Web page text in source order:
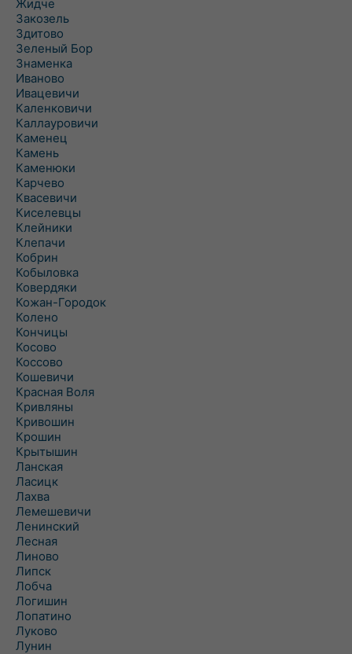
Жидче
Закозель
Здитово
Зеленый Бор
Знаменка
Иваново
Ивацевичи
Каленковичи
Каллауровичи
Каменец
Камень
Каменюки
Карчево
Квасевичи
Киселевцы
Клейники
Клепачи
Кобрин
Кобыловка
Ковердяки
Кожан-Городок
Колено
Кончицы
Косово
Коссово
Кошевичи
Красная Воля
Кривляны
Кривошин
Крошин
Крытышин
Ланская
Ласицк
Лахва
Лемешевичи
Ленинский
Лесная
Линово
Липск
Лобча
Логишин
Лопатино
Луково
Лунин